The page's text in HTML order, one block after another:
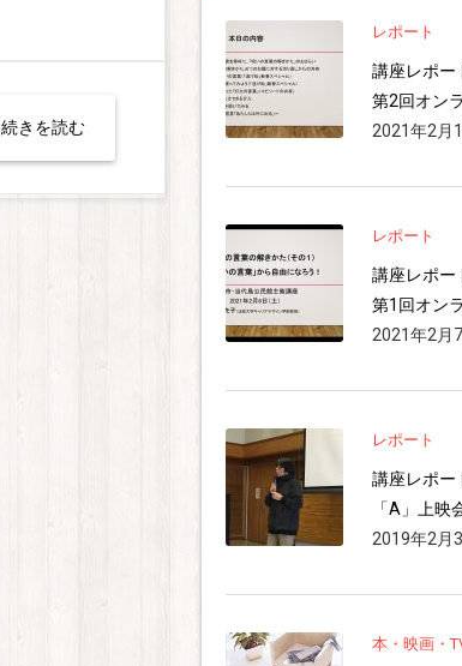
続きを読む
レポート
講座レポー
第2回オン
2021年2月
レポート
講座レポー
第1回オン
2021年2月
レポート
講座レポー
「A」上映
2019年2月
本・映画・